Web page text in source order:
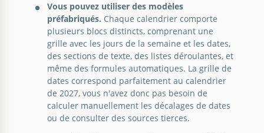
Vous pouvez utiliser des modèles
préfabriqués. Chaque calendrier comporte
plusieurs blocs distincts, comprenant une
grille avec les jours de la semaine et les dates,
des sections de texte, des listes déroulantes, et
même des formules automatiques. La grille de
dates correspond parfaitement au calendrier
de 2027, vous n'avez donc pas besoin de
calculer manuellement les décalages de dates
ou de consulter des sources tierces.